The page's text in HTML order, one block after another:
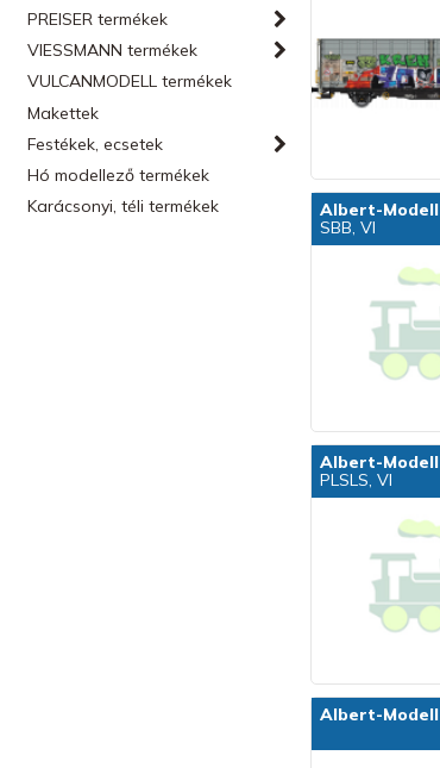
PREISER termékek
VIESSMANN termékek
VULCANMODELL termékek
Makettek
Festékek, ecsetek
Hó modellező termékek
Karácsonyi, téli termékek
Albert-Modell
SBB, VI
Albert-Modell
PLSLS, VI
Albert-Modell